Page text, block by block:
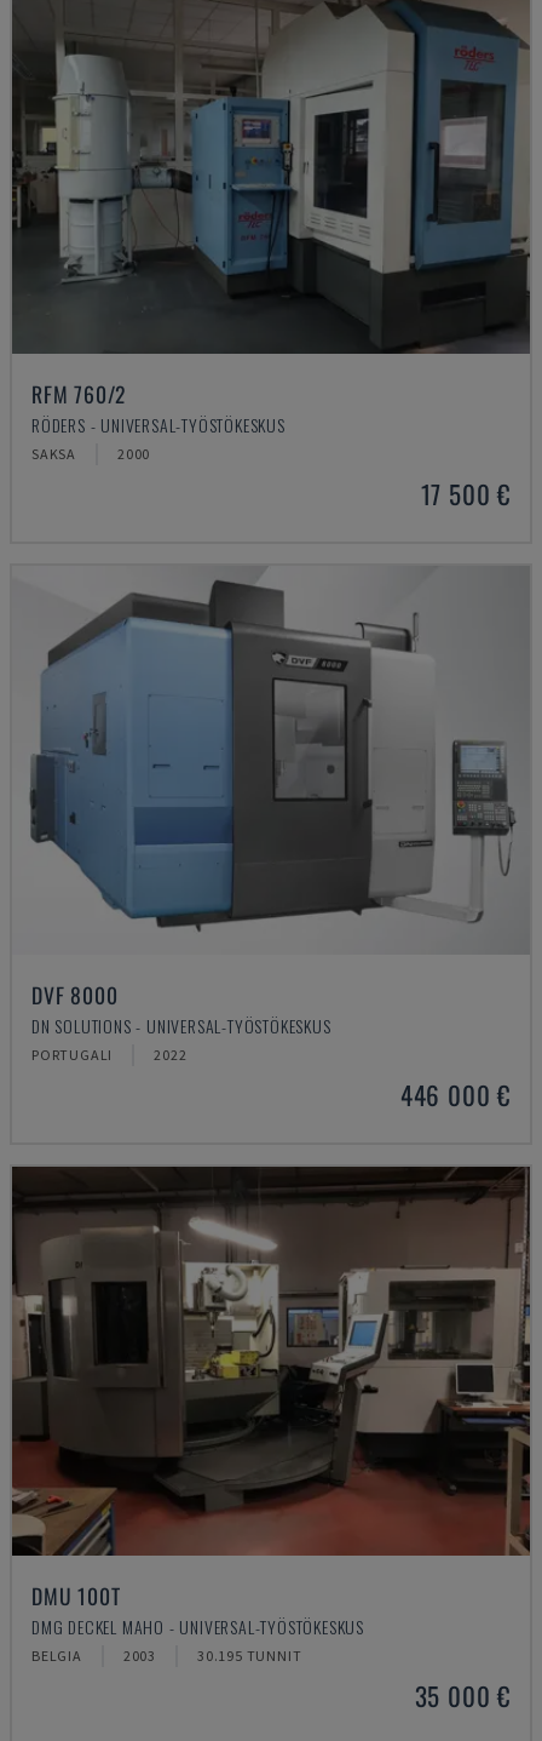
RFM 760/2
RÖDERS - UNIVERSAL-TYÖSTÖKESKUS
SAKSA 2000
17 500 €
DVF 8000
DN SOLUTIONS - UNIVERSAL-TYÖSTÖKESKUS
PORTUGALI 2022
446 000 €
DMU 100T
DMG DECKEL MAHO - UNIVERSAL-TYÖSTÖKESKUS
BELGIA 2003 30.195 TUNNIT
35 000 €